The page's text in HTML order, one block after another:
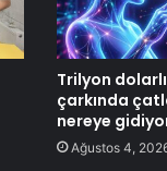
Trilyon
çarkında
nereye
Ağustos 4,